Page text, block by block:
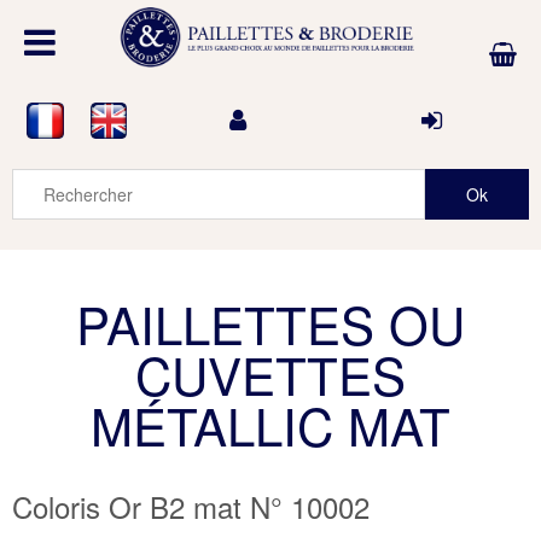
PAILLETTES OU
CUVETTES
MÉTALLIC MAT
Coloris Or B2 mat N° 10002